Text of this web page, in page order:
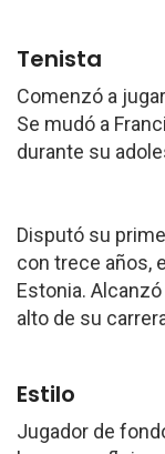
Tenista
Comenzó a
Se mudó a
durante su
Disputó su
con trece años,
Estonia.
alto de su
Estilo
Jugador de